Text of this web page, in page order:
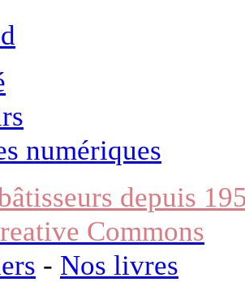
numériques
depuis
Commons
- Nos livres